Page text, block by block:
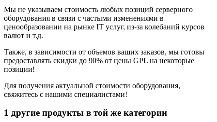
Мы не указываем стоимость любых позиций серверного
оборудования в связи с частыми изменениями в
ценообразовании на рынке IT услуг, из-за колебаний курсов
валют и т.д.
Также, в зависимости от объемов ваших заказов, мы готовы
предоставлять скидки до 90% от цены GPL на некоторые
позиции!
Для получения актуальной стоимости оборудования,
свяжитесь с нашими специалистами!
1 другие продукты в той же категории